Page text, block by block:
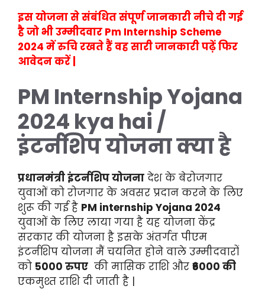
इस योजना से संबंधित संपूर्ण जानकारी नीचे दी गई
है जो भी उम्मीदवार Pm Internship Scheme
2024 में रुचि रखते हैं वह सारी जानकारी पढ़ें फिर
आवेदन करें |
PM InternshipYojana
2024 kya hai /
इंटर्नशिप योजनाक्या है
प्रधानमंत्री इंटर्नशिप योजना देश के बेरोजगार
युवाओं को रोजगार के अवसर प्रदान करने के लिए
शुरू की गई है PM internship Yojana 2024
युवाओं के लिए लाया गया है यह योजना केंद्र
सरकार की योजना है इसके अंतर्गत पीएम
इंटर्नशिप योजना मैं चयनित होने वाले उम्मीदवारों
को 5000 रुपए की मासिक राशि और ₹6000 की
एकमुश्त राशि दी जाती है |